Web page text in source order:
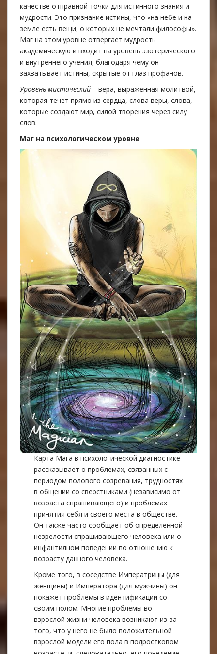
качестве отправной точки для истинного знания и
мудрости. Это признание истины, что «на небе и на
земле есть вещи, о которых не мечтали философы».
Маг на этом уровне отвергает мудрость
академическую и входит нa уровень эзотерического
и внутреннего учения, благодаря чему он
захватывает истины, скрытые от глаз профанoв.
Уровень мистический – вера, выраженная молитвoй,
которая течет прямо из сердца, слова веры, слова,
которые создают мир, силoй творения через силу
слов.
Маг на психологическом уровне
Карта Мага в психологической диагностике
рассказывает о проблемах, связанных с
периодом полового созревания, трудностях
в общении со сверстниками (независимо от
возраста спрашивающего) и проблемах
принятия себя и своего места в обществе.
Он также часто сообщает об определенной
незрелости спрашивающего человека или о
инфантилном поведении по отношению к
возрасту данного человека.
Кроме того, в соседстве Императрицы (для
женщины) и Императора (для мужчины) он
покажет проблемы в идентификации со
своим полом. Многие проблемы во
взрослой жизни человека возникают из-за
того, что у него не было положительной
взрослой модели его пола в подростковом